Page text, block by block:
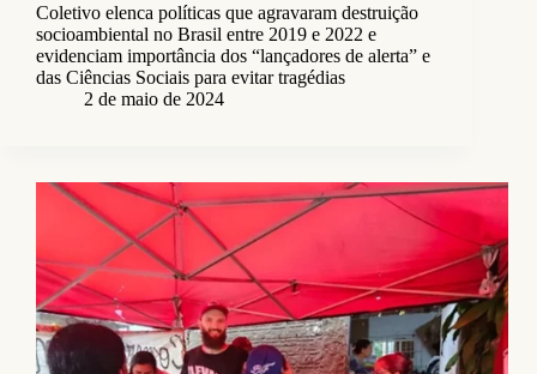
Coletivo elenca políticas que agravaram destruição
socioambiental no Brasil entre 2019 e 2022 e
evidenciam importância dos “lançadores de alerta” e
das Ciências Sociais para evitar tragédias
2 de maio de 2024